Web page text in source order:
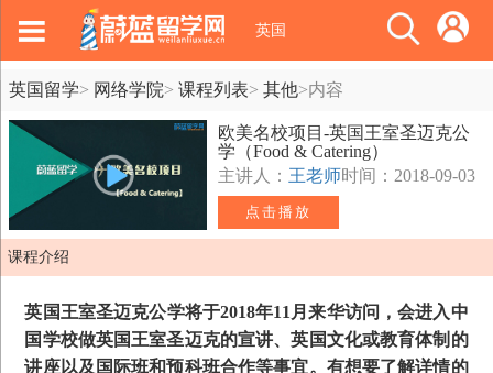
英国
英国留学> 网络学院> 课程列表> 其他>内容
欧美名校项目-英国王室圣迈克公
学（Food & Catering）
主讲人： 王老师时间：2018-09-03
点击播放
课程介绍
英国王室圣迈克公学将于2018年11月来华访问，会进入中
国学校做英国王室圣迈克的宣讲、英国文化或教育体制的
讲座以及国际班和预科班合作等事宜。有想要了解详情的